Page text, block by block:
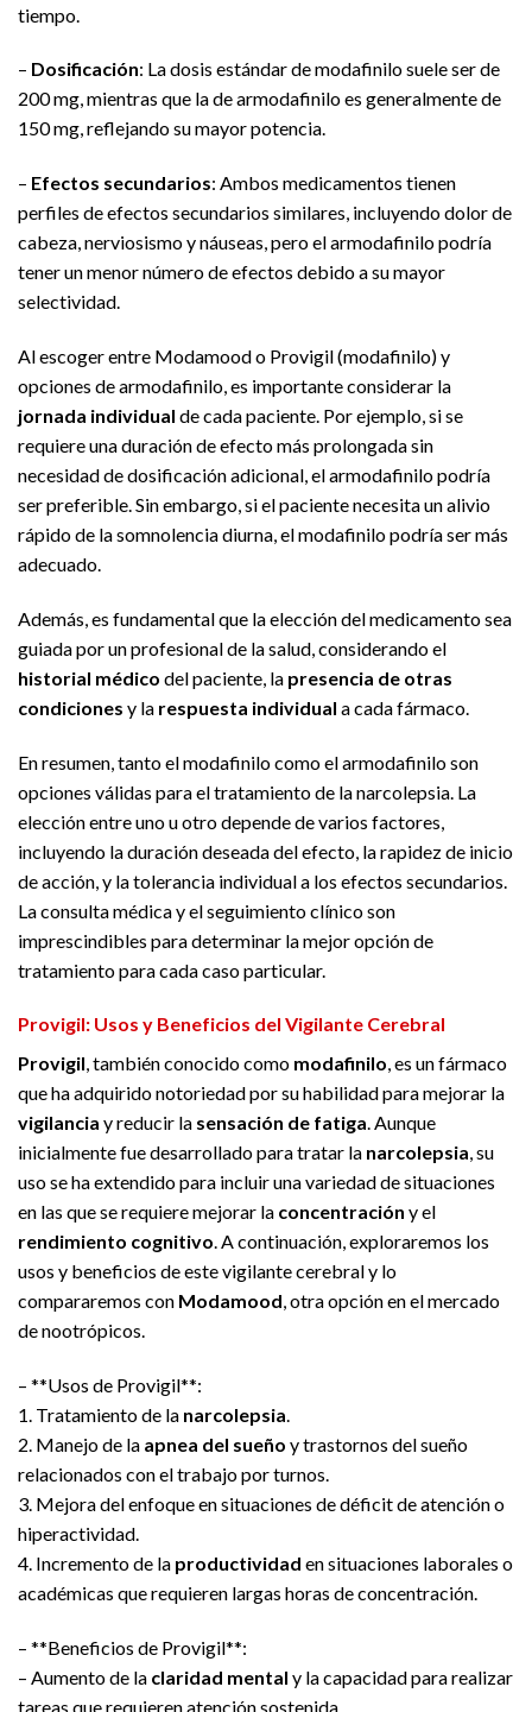
tiempo.
– Dosificación: La dosis estándar de modafinilo suele ser de
200 mg, mientras que la de armodafinilo es generalmente de
150 mg, reflejando su mayor potencia.
– Efectos secundarios: Ambos medicamentos tienen
perfiles de efectos secundarios similares, incluyendo dolor de
cabeza, nerviosismo y náuseas, pero el armodafinilo podría
tener un menor número de efectos debido a su mayor
selectividad.
Al escoger entre Modamood o Provigil (modafinilo) y
opciones de armodafinilo, es importante considerar la
jornada individual de cada paciente. Por ejemplo, si se
requiere una duración de efecto más prolongada sin
necesidad de dosificación adicional, el armodafinilo podría
ser preferible. Sin embargo, si el paciente necesita un alivio
rápido de la somnolencia diurna, el modafinilo podría ser más
adecuado.
Además, es fundamental que la elección del medicamento sea
guiada por un profesional de la salud, considerando el
historial médico del paciente, la presencia de otras
condiciones y la respuesta individual a cada fármaco.
En resumen, tanto el modafinilo como el armodafinilo son
opciones válidas para el tratamiento de la narcolepsia. La
elección entre uno u otro depende de varios factores,
incluyendo la duración deseada del efecto, la rapidez de inicio
de acción, y la tolerancia individual a los efectos secundarios.
La consulta médica y el seguimiento clínico son
imprescindibles para determinar la mejor opción de
tratamiento para cada caso particular.
Provigil: Usos y Beneficios del Vigilante Cerebral
Provigil, también conocido como modafinilo, es un fármaco
que ha adquirido notoriedad por su habilidad para mejorar la
vigilancia y reducir la sensación de fatiga. Aunque
inicialmente fue desarrollado para tratar la narcolepsia, su
uso se ha extendido para incluir una variedad de situaciones
en las que se requiere mejorar la concentración y el
rendimiento cognitivo. A continuación, exploraremos los
usos y beneficios de este vigilante cerebral y lo
compararemos con Modamood, otra opción en el mercado
de nootrópicos.
– **Usos de Provigil**:
1. Tratamiento de la narcolepsia.
2. Manejo de la apnea del sueño y trastornos del sueño
relacionados con el trabajo por turnos.
3. Mejora del enfoque en situaciones de déficit de atención o
hiperactividad.
4. Incremento de la productividad en situaciones laborales o
académicas que requieren largas horas de concentración.
– **Beneficios de Provigil**:
– Aumento de la claridad mental y la capacidad para realizar
tareas que requieren atención sostenida.